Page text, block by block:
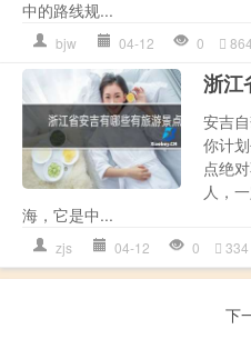
中的路线规...
bjw 04-12 0 864
浙江
安吉
你计
点绝
人，
海，它是中...
zjs 04-12 0 334
下